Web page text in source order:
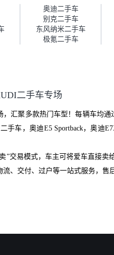
前跟交接人员说
当着我的面再做
也安排了师傅，
很快。体验下来
比个人车好一
平台手里。”
奥迪二手车
别克二手车
东风纳米二手车
极氪二手车
二手车专场
，汇聚多款热门车型！每辆车均
手车，奥迪E5 Sportback，奥迪
”交易模式，车主可将爱车直接
、交付、过户等一站式服务，售